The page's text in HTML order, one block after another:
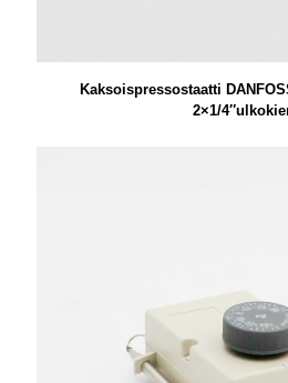
Kaksoispressostaatti
2×1/